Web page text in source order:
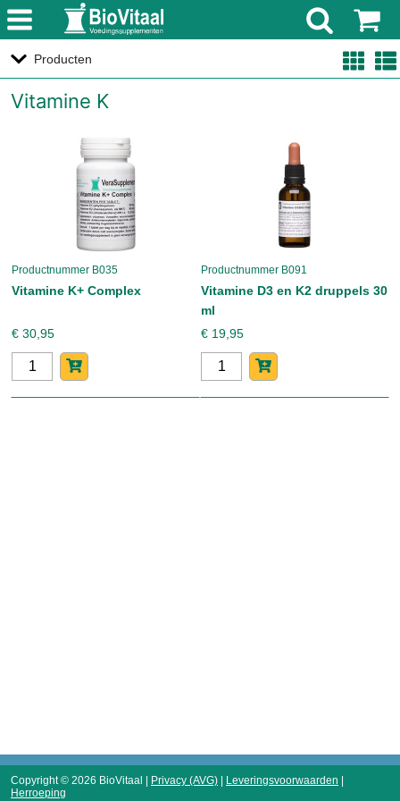
Producten
Vitamine K
Productnummer B035
Vitamine K+ Complex
€ 30,95
Aantal
Productnummer B091
Vitamine D3 en K2 druppels 30
ml
€ 19,95
Aantal
Copyright © 2026 BioVitaal | Privacy (AVG) Leveringsvoorwaarden
Herroeping